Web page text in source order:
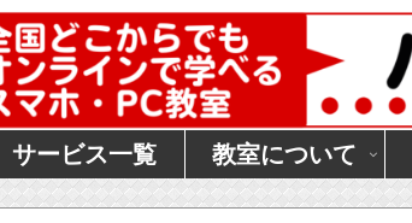
サービス一覧 教室について